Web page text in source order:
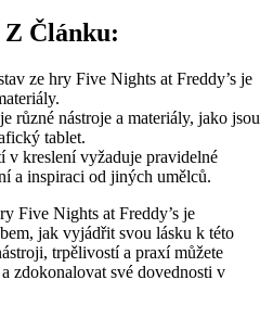
Z Článku:
ze hry Five Nights at Freddy’s je
různé nástroje a materiály, jako jsou
tablet.
v kreslení vyžaduje pravidelné
a inspiraci od jiných umělců.
Five Nights at Freddy’s je
jak vyjádřit svou lásku k této
trpělivostí a praxí můžete
zdokonalovat své dovednosti v